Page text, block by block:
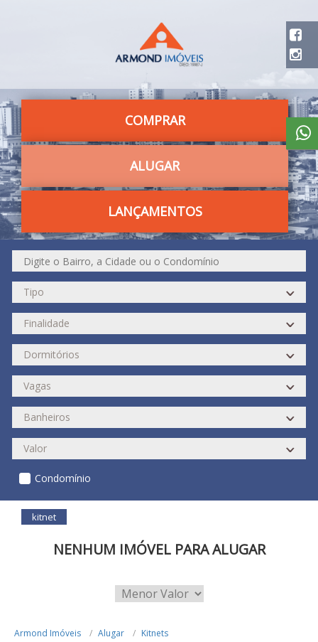
COMPRAR
ALUGAR
LANÇAMENTOS
Condomínio
kitnet
NENHUM IMÓVEL PARA ALUGAR
Armond Imóveis Alugar Kitnets